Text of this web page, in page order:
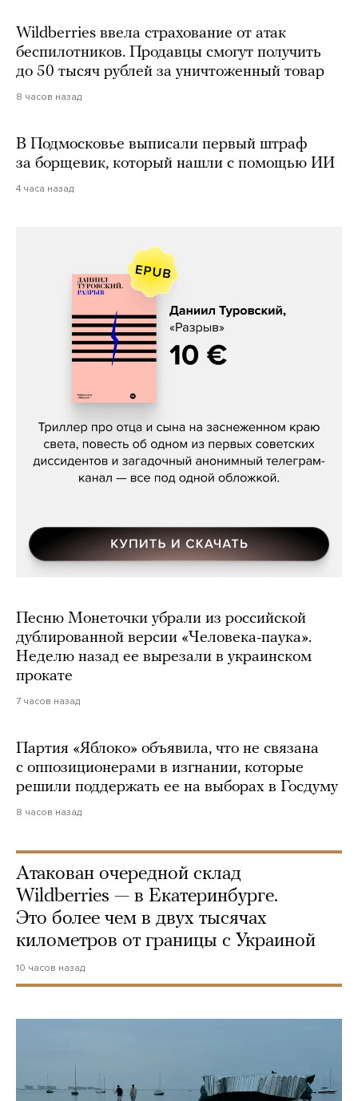
Wildberries ввела страхование от атак
беспилотников. Продавцы смогут получить
до 50 тысяч рублей за уничтоженный товар
8 часов назад
В Подмосковье выписали первый штраф
за борщевик, который нашли с помощью ИИ
4 часа назад
Даниил Туровский, «Разрыв»
Песню Монеточки убрали из российской
дублированной версии «Человека-паука».
Неделю назад ее вырезали в украинском
прокате
7 часов назад
Партия «Яблоко» объявила, что не связана
с оппозиционерами в изгнании, которые
решили поддержать ее на выборах в Госдуму
8 часов назад
Атакован очередной склад
Wildberries — в Екатеринбурге.
Это более чем в двух тысячах
километров от границы с Украиной
10 часов назад